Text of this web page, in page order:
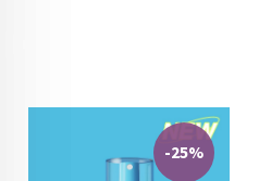
-25%